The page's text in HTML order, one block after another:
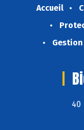
Accueil
40